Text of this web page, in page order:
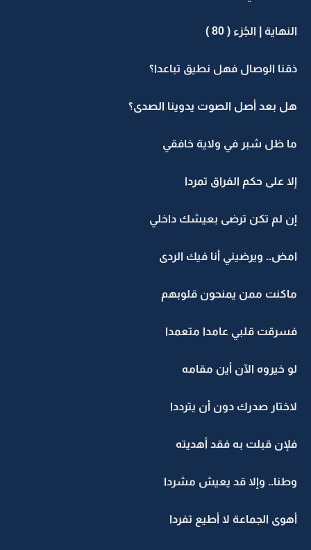
النهاية | الجُزء ( 80 )
ذقنا الوصال فهل نطيق تباعدا؟
هل بعد أصل الصوت يدوينا الصدى؟
ما ظل شبر في ولاية خافقي
إلا على حكم الفراق تمردا
إن لم تكن ترضى بعيشك داخلي
امض.. ويرضيني أنا فيك الردى
ماكنت ممن يمنحون قلوبهم
فسرقت قلبي عامدا متعمدا
لو خيروه الآن أين مقامه
لاختار صدرك دون أن يترددا
فلإن قبلت به فقد أهديته
وطنا.. وإلا قد يعيش مشردا
أهوى الجماعة لا أطيع تفردا